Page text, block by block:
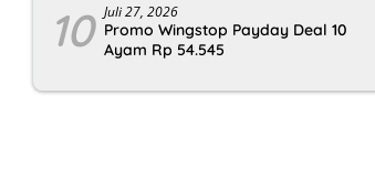
10 Juli 27, 2026
Promo Wingstop Payday Deal 10
Ayam Rp 54.545